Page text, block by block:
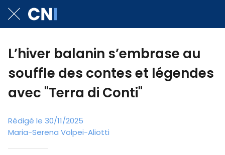
L’hiver balanin s’embrase au
souffle des contes et légendes
avec "Terra di Conti"
Rédigé le 30/11/2025
Maria-Serena Volpei-Aliotti